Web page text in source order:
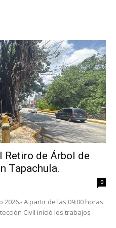
de Árbol de
Tapachula.
0
A partir de las 09:00 horas
Civil inició los trabajos